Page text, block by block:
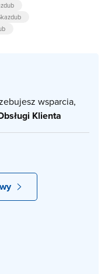
wsparcia,
Klienta